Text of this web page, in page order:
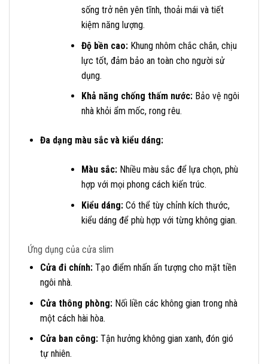
sống trở nên yên tĩnh, thoải mái và tiết
kiệm năng lượng.
Độ bền cao:Khung nhôm chắc chắn, chịu
lực tốt, đảm bảo an toàn cho người sử
dụng.
Khả năng chống thấm nước:Bảo vệ ngôi
nhà khỏi ẩm mốc, rong rêu.
Đa dạng màu sắc và kiểu dáng:
Màu sắc:Nhiều màu sắc để lựa chọn, phù
hợp với mọi phong cách kiến trúc.
Kiểu dáng:Có thể tùy chỉnh kích thước,
kiểu dáng để phù hợp với từng không gian.
Ứng dụng của cửa slim
Cửa đi chính:Tạo điểm nhấn ấn tượng cho mặt tiền
ngôi nhà.
Cửa thông phòng:Nối liền các không gian trong nhà
một cách hài hòa.
Cửa ban công:Tận hưởng không gian xanh, đón gió
tự nhiên.